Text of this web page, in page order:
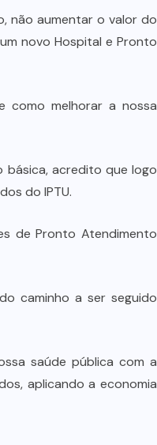
não aumentar o valor do
novo Hospital e Pronto
como melhorar a nossa
básica, acredito que logo
do IPTU.
de Pronto Atendimento
caminho a ser seguido
saúde pública com a
aplicando a economia